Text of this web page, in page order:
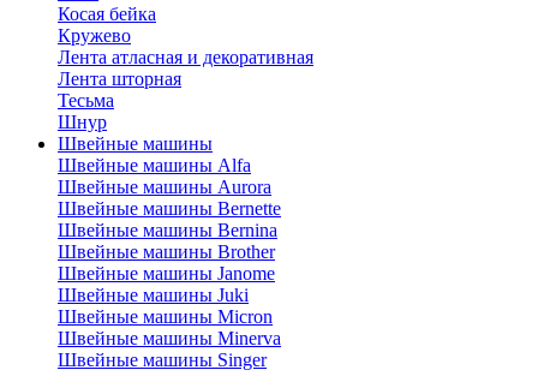
Косая бейка
Кружево
Лента aтласная и декоративная
Лента шторная
Тесьма
Шнур
Швейные машины
Швейные машины Alfa
Швейные машины Aurora
Швейные машины Bernette
Швейные машины Bernina
Швейные машины Brother
Швейные машины Janome
Швейные машины Juki
Швейные машины Micron
Швейные машины Minerva
Швейные машины Singer